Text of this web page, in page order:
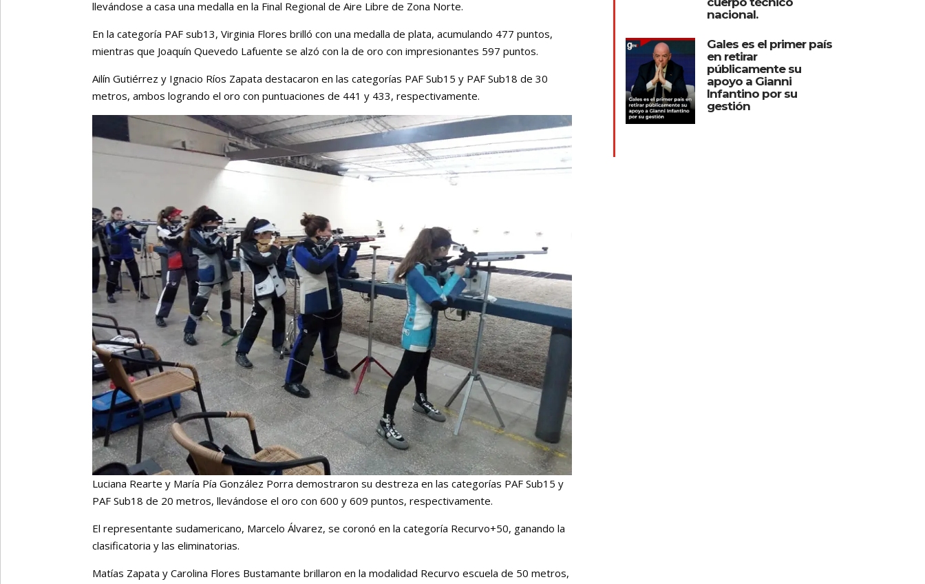
llevándose a casa una medalla en la Final Regional de Aire Libre de Zona Norte.
En la categoría PAF sub13, Virginia Flores brilló con una medalla de plata, acumulando 477 puntos,
mientras que Joaquín Quevedo Lafuente se alzó con la de oro con impresionantes 597 puntos.
Ailín Gutiérrez y Ignacio Ríos Zapata destacaron en las categorías PAF Sub15 y PAF Sub18 de 30
metros, ambos logrando el oro con puntuaciones de 441 y 433, respectivamente.
Luciana Rearte y María Pía González Porra demostraron su destreza en las categorías PAF Sub15 y
PAF Sub18 de 20 metros, llevándose el oro con 600 y 609 puntos, respectivamente.
El representante sudamericano, Marcelo Álvarez, se coronó en la categoría Recurvo+50, ganando la
clasificatoria y las eliminatorias.
Matías Zapata y Carolina Flores Bustamante brillaron en la modalidad Recurvo escuela de 50 metros,
nacional.
Gales es el primer país
en retirar
públicamente su
apoyo a Gianni
Infantino por su
gestión